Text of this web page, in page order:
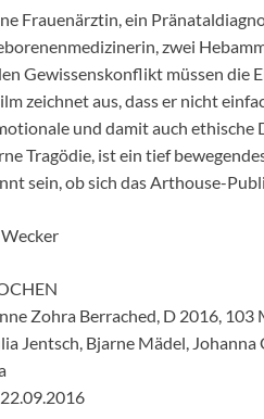
Frauenärztin, ein
zwei
Gewissenskonflikt müssen die
zeichnet aus, dass er nicht
und damit auch ethische
Tragödie, ist ein tief
sein, ob sich das Arthouse-
Zohra Berrached, D 2016, 103
Jentsch, Bjarne Mädel,